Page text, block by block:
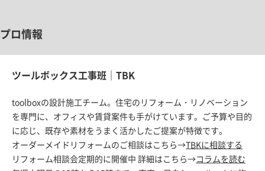
プロ情報
ツールボックス工事班｜TBK
toolboxの設計施工チーム。住宅のリフォーム・リノベーション
を専門に、オフィスや賃貸案件も手がけています。ご予算や目的
に応じ、既存や素材をうまく活かしたご提案が特徴です。
オーダーメイドリフォームのご相談はこちら→TBKに相談する
リフォーム相談会定期的に開催中 詳細はこちら→コラムを読む